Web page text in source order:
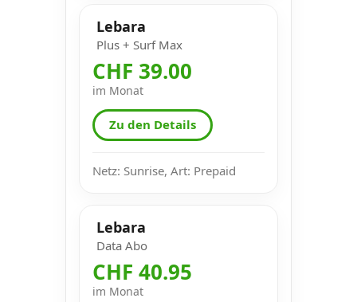
Lebara
Plus + Surf Max
CHF 39.00
im Monat
Zu den Details
Netz: Sunrise, Art: Prepaid
Lebara
Data Abo
CHF 40.95
im Monat